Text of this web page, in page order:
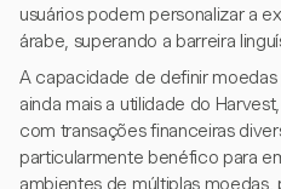
usuários podem personalizar a
árabe, superando a barreira
A capacidade de definir
ainda mais a utilidade do
com transações financeiras
particularmente benéfico para
ambientes de múltiplas